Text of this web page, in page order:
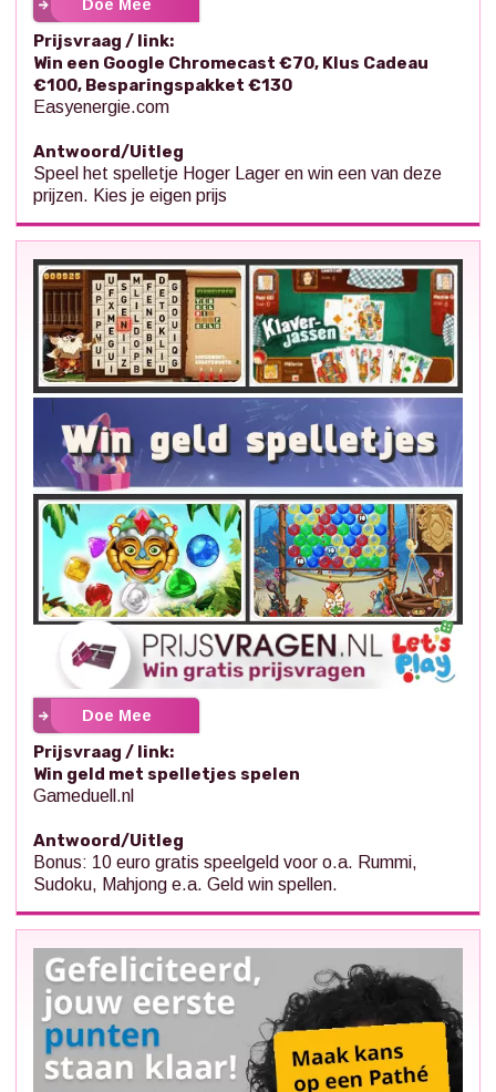
Doe Mee
Prijsvraag / link:
Win een Google Chromecast €70, Klus Cadeau
€100, Besparingspakket €130
Easyenergie.com
Antwoord/Uitleg
Speel het spelletje Hoger Lager en win een van deze
prijzen. Kies je eigen prijs
Doe Mee
Prijsvraag / link:
Win geld met spelletjes spelen
Gameduell.nl
Antwoord/Uitleg
Bonus: 10 euro gratis speelgeld voor o.a. Rummi,
Sudoku, Mahjong e.a. Geld win spellen.